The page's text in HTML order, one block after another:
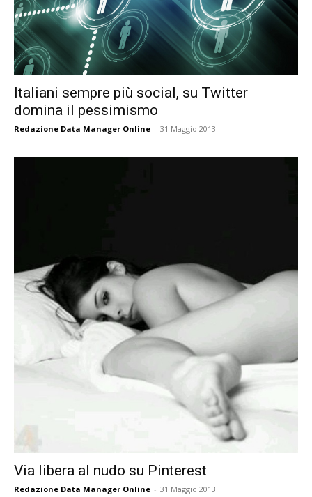
Italiani sempre più social, su Twitter
domina il pessimismo
Redazione Data Manager Online - 31 Maggio 2013
Via libera al nudo su Pinterest
Redazione Data Manager Online - 31 Maggio 2013